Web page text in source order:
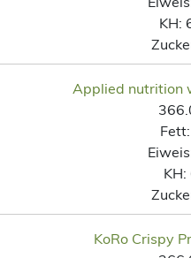
KH:
Applied nutrition
Fett:
KH:
KoRo Crispy